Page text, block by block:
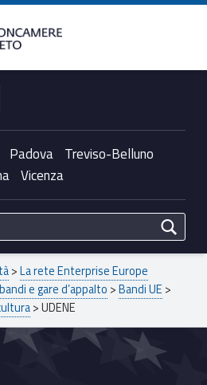
Unioncamere del Veneto
Padova Treviso-Belluno
Vicenza
>La rete Enterprise Europe
e gare d’appalto >Bandi UE >
>UDENE